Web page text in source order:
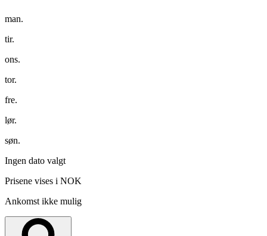
man.
tir.
ons.
tor.
fre.
lør.
søn.
Ingen dato valgt
Prisene vises i NOK
Ankomst ikke mulig